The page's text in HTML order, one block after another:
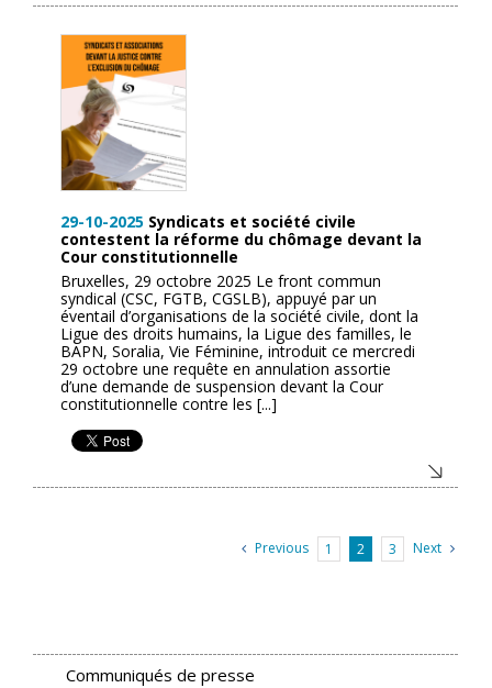
29-10-2025 Syndicats et société civile
contestent la réforme du chômage devant la
Cour constitutionnelle
Bruxelles, 29 octobre 2025 Le front commun
syndical (CSC, FGTB, CGSLB), appuyé par un
éventail d’organisations de la société civile, dont la
Ligue des droits humains, la Ligue des familles, le
BAPN, Soralia, Vie Féminine, introduit ce mercredi
29 octobre une requête en annulation assortie
d’une demande de suspension devant la Cour
constitutionnelle contre les [...]
Previous 1 2 3 Next
Communiqués de presse